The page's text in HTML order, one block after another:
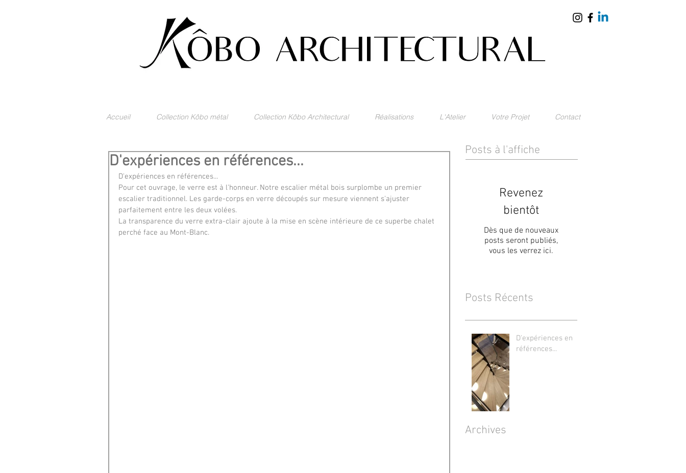
Accueil Collection Kôbo métal Collection Kôbo Architectural Réalisations L'Atelier Votre Projet Contact
D'expériences en références...
D'expériences en références...
Pour cet ouvrage, le verre est à l'honneur. Notre escalier métal bois surplombe un premier
escalier traditionnel. Les garde-corps en verre découpés sur mesure viennent s'ajuster
parfaitement entre les deux volées.
La transparence du verre extra-clair ajoute à la mise en scène intérieure de ce superbe chalet
perché face au Mont-Blanc.
Posts à l'affiche
Revenez
bientôt
Dès que de nouveaux
posts seront publiés,
vous les verrez ici.
Posts Récents
D'expériences en
références...
Archives